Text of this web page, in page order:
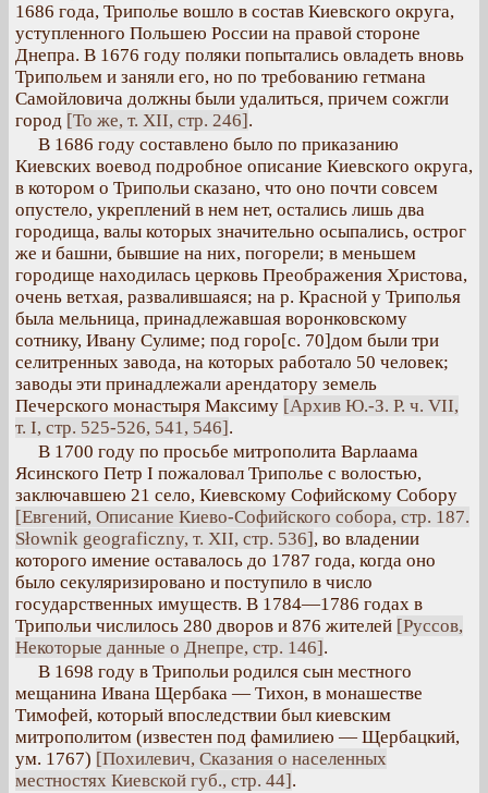
1686 года, Триполье вошло в состав Киевского округа,
уступленного Польшею России на правой стороне
Днепра. В 1676 году поляки попытались овладеть вновь
Трипольем и заняли его, но по требованию гетмана
Самойловича должны были удалиться, причем сожгли
город [То же, т. XII, стр. 246].
В 1686 году составлено было по приказанию
Киевских воевод подробное описание Киевского округа,
в котором о Трипольи сказано, что оно почти совсем
опустело, укреплений в нем нет, остались лишь два
городища, валы которых значительно осыпались, острог
же и башни, бывшие на них, погорели; в меньшем
городище находилась церковь Преображения Христова,
очень ветхая, развалившаяся; на р. Красной у Триполья
была мельница, принадлежавшая воронковскому
сотнику, Ивану Сулиме; под горо[с. 70]дом были три
селитренных завода, на которых работало 50 человек;
заводы эти принадлежали арендатору земель
Печерского монастыря Максиму [Архив Ю.-З. Р. ч. VII,
т. I, стр. 525-526, 541, 546].
В 1700 году по просьбе митрополита Варлаама
Ясинского Петр I пожаловал Триполье с волостью,
заключавшею 21 село, Киевскому Софийскому Собору
[Евгений, Описание Киево-Софийского собора, стр. 187.
Słownik geograficzny, т. XII, стр. 536], во владении
которого имение оставалось до 1787 года, когда оно
было секуляризировано и поступило в число
государственных имуществ. В 1784—1786 годах в
Трипольи числилось 280 дворов и 876 жителей [Руссов,
Некоторые данные о Днепре, стр. 146].
В 1698 году в Трипольи родился сын местного
мещанина Ивана Щербака — Тихон, в монашестве
Тимофей, который впоследствии был киевским
митрополитом (известен под фамилиею — Щербацкий,
ум. 1767) [Похилевич, Сказания о населенных
местностях Киевской губ., стр. 44].